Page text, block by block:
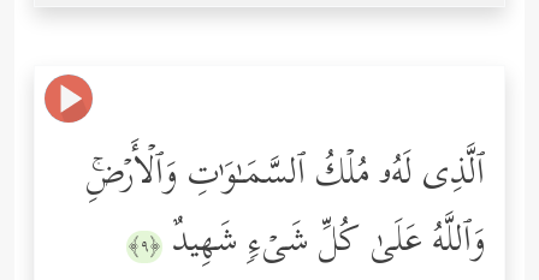
ٱلَّذِی لَهُۥ مُلۡكُ ٱلسَّمَـٰوَ ٰ⁠تِ وَٱلۡأَرۡضِۚ
وَٱللَّهُ عَلَىٰ كُلِّ شَیۡءࣲ شَهِیدٌ ﴿٩﴾